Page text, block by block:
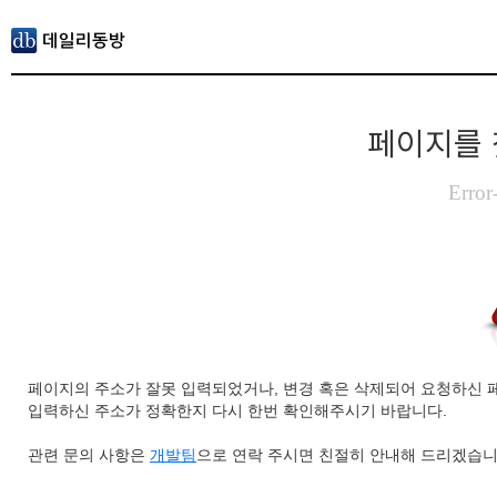
페이지를
페이지의 주소가 잘못 입력되었거나, 변경 혹은 삭제되어 요청하신
입력하신 주소가 정확한지 다시 한번 확인해주시기 바랍니다.
관련 문의 사항은 개발팀 으로 연락 주시면 친절히 안내해 드리겠습